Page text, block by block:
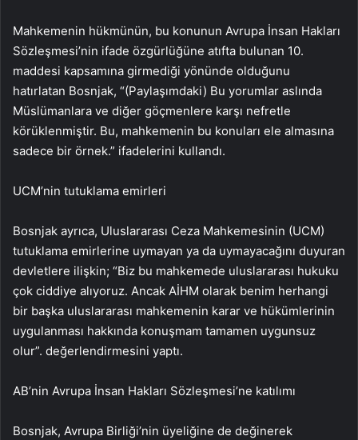
Mahkemenin hükmünün, bu konunun Avrupa İnsan Hakları
Sözleşmesi’nin ifade özgürlüğüne atıfta bulunan 10.
maddesi kapsamına girmediği yönünde olduğunu
hatırlatan Bosnjak, “(Paylaşımdaki) Bu yorumlar aslında
Müslümanlara ve diğer göçmenlere karşı nefretle
körüklenmiştir. Bu, mahkemenin bu konuları ele almasına
sadece bir örnek.” ifadelerini kullandı.
UCM’nin tutuklama emirleri
Bosnjak ayrıca, Uluslararası Ceza Mahkemesinin (UCM)
tutuklama emirlerine uymayan ya da uymayacağını duyuran
devletlere ilişkin; “Biz bu mahkemede uluslararası hukuku
çok ciddiye alıyoruz. Ancak AİHM olarak benim herhangi
bir başka uluslararası mahkemenin karar ve hükümlerinin
uygulanması hakkında konuşmam tamamen uygunsuz
olur”. değerlendirmesini yaptı.
AB’nin Avrupa İnsan Hakları Sözleşmesi’ne katılımı
Bosnjak, Avrupa Birliği’nin üyeliğine de değinerek